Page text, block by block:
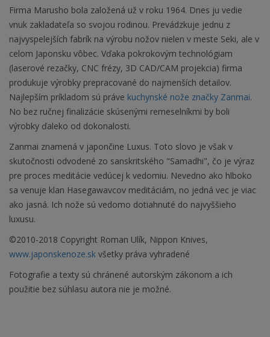
Firma Marusho bola založená už v roku 1964. Dnes ju vedie
vnuk zakladateľa so svojou rodinou. Prevádzkuje jednu z
najvyspelejších fabrík na výrobu nožov nielen v meste Seki, ale v
celom Japonsku vôbec. Vďaka pokrokovým technológiam
(laserové rezačky, CNC frézy, 3D CAD/CAM projekcia) firma
produkuje výrobky prepracované do najmenších detailov.
Najlepším príkladom sú práve kuchynské nože značky Zanmai.
No bez ručnej finalizácie skúsenými remeselníkmi by boli
výrobky ďaleko od dokonalosti.
Zanmai znamená v japončine Luxus. Toto slovo je však v
skutočnosti odvodené zo sanskritského "Samadhi", čo je výraz
pre proces meditácie vedúcej k vedomiu. Nevedno ako hlboko
sa venuje klan Hasegawavcov meditáciám, no jedná vec je viac
ako jasná. Ich nože sú vedomo dotiahnuté do najvyššieho
luxusu.
©2010-2018 Copyright Roman Ulík, Nippon Knives,
www.japonskenoze.sk všetky práva vyhradené
Fotografie a texty sú chránené autorským zákonom a ich
použitie bez súhlasu autora nie je možné.